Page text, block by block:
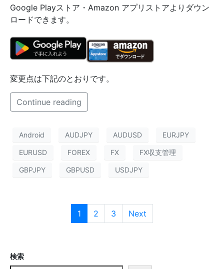
Google Playストア・Amazon アプリストアよりダウン
ロードできます。
変更点は下記のとおりです。
Continue reading
Android AUDJPY AUDUSD EURJPY
EURUSD FOREX FX FX収支管理
GBPJPY GBPUSD USDJPY
1 2 3 Next
検索